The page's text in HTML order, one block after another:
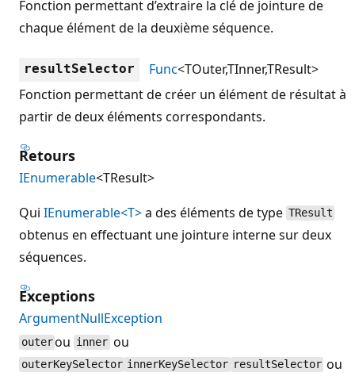
Fonction permettant d’extraire la clé de jointure de
chaque élément de la deuxième séquence.
resultSelector Func<TOuter,TInner,TResult>
Fonction permettant de créer un élément de résultat à
partir de deux éléments correspondants.
Retours
IEnumerable<TResult>
Qui IEnumerable<T>a des éléments de type TResult
obtenus en effectuant une jointure interne sur deux
séquences.
Exceptions
ArgumentNullException
outerou innerou
outerKeySelector innerKeySelector resultSelector ou